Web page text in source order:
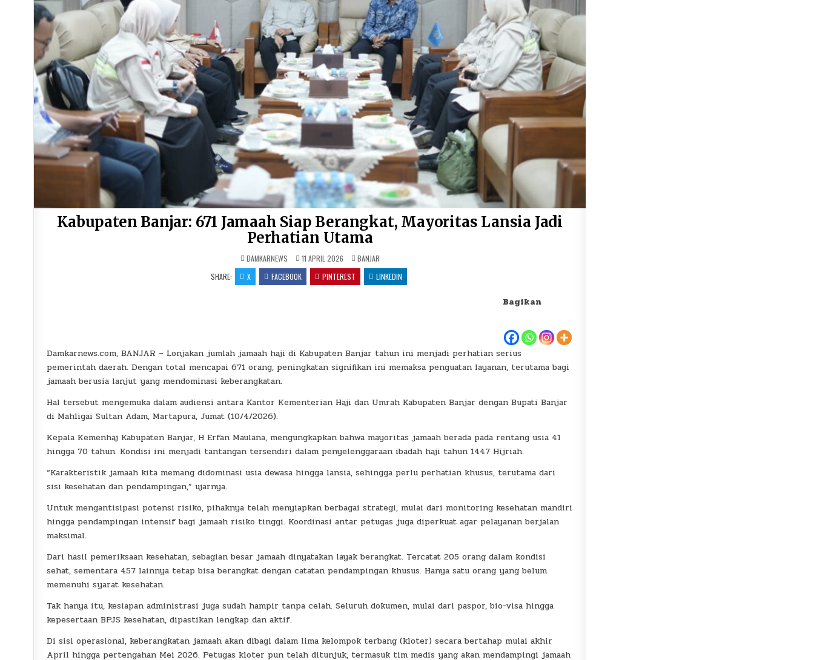
Kabupaten Banjar: 671 Jamaah Siap Berangkat, Mayoritas Lansia Jadi
Perhatian Utama
DAMKARNEWS 11 APRIL 2026 POSTED IN
BANJAR
SHARE:
X FACEBOOK PINTEREST LINKEDIN
Bagikan
Damkarnews.com, BANJAR – Lonjakan jumlah jamaah haji di Kabupaten Banjar tahun ini menjadi perhatian serius
pemerintah daerah. Dengan total mencapai 671 orang, peningkatan signifikan ini memaksa penguatan layanan, terutama bagi
jamaah berusia lanjut yang mendominasi keberangkatan.
Hal tersebut mengemuka dalam audiensi antara Kantor Kementerian Haji dan Umrah Kabupaten Banjar dengan Bupati Banjar
di Mahligai Sultan Adam, Martapura, Jumat (10/4/2026).
Kepala Kemenhaj Kabupaten Banjar, H Erfan Maulana, mengungkapkan bahwa mayoritas jamaah berada pada rentang usia 41
hingga 70 tahun. Kondisi ini menjadi tantangan tersendiri dalam penyelenggaraan ibadah haji tahun 1447 Hijriah.
“Karakteristik jamaah kita memang didominasi usia dewasa hingga lansia, sehingga perlu perhatian khusus, terutama dari
sisi kesehatan dan pendampingan,” ujarnya.
Untuk mengantisipasi potensi risiko, pihaknya telah menyiapkan berbagai strategi, mulai dari monitoring kesehatan mandiri
hingga pendampingan intensif bagi jamaah risiko tinggi. Koordinasi antar petugas juga diperkuat agar pelayanan berjalan
maksimal.
Dari hasil pemeriksaan kesehatan, sebagian besar jamaah dinyatakan layak berangkat. Tercatat 205 orang dalam kondisi
sehat, sementara 457 lainnya tetap bisa berangkat dengan catatan pendampingan khusus. Hanya satu orang yang belum
memenuhi syarat kesehatan.
Tak hanya itu, kesiapan administrasi juga sudah hampir tanpa celah. Seluruh dokumen, mulai dari paspor, bio-visa hingga
kepesertaan BPJS kesehatan, dipastikan lengkap dan aktif.
Di sisi operasional, keberangkatan jamaah akan dibagi dalam lima kelompok terbang (kloter) secara bertahap mulai akhir
April hingga pertengahan Mei 2026. Petugas kloter pun telah ditunjuk, termasuk tim medis yang akan mendampingi jamaah